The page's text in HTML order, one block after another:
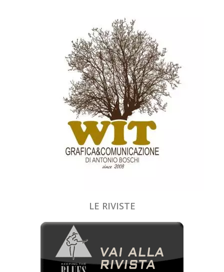
LE RIVISTE